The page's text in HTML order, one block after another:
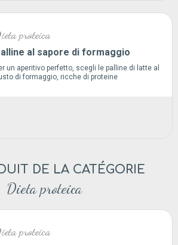
proteica
al sapore di formaggio
un aperitivo perfetto, scegli le palline di latte al
di formaggio, ricche di proteine
DE LA CATÉGORIE
Dieta proteica
proteica